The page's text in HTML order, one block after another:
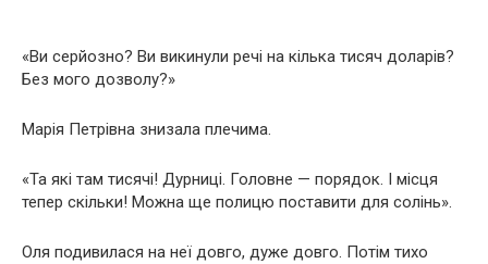
«Ви серйозно? Ви викинули речі на кілька тисяч доларів?
Без мого дозволу?»
Марія Петрівна знизала плечима.
«Та які там тисячі! Дурниці. Головне — порядок. І місця
тепер скільки! Можна ще полицю поставити для солінь».
Оля подивилася на неї довго, дуже довго. Потім тихо